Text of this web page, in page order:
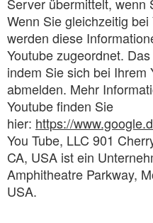
Wenn Sie gleichzeitig
werden diese
Youtube zugeordnet.
indem Sie sich bei Ihrem
abmelden. Mehr
Youtube finden Sie
hier: https://
You Tube, LLC 901
CA, USA ist ein
Amphitheatre Parkway,
USA.